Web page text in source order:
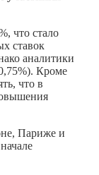
что стало
ставок
аналитики
Кроме
что в
Париже и